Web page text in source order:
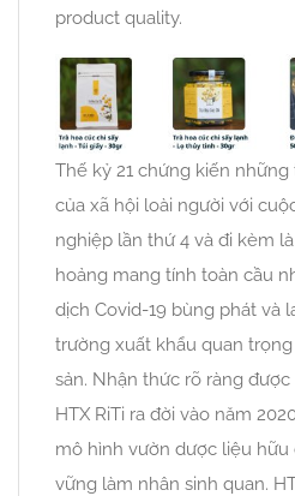
product quality.
Thế kỷ 21 chứng kiến
của xã hội loài người với
nghiệp lần thứ 4 và đi kèm
hoảng mang tính toàn cầu
dịch Covid-19 bùng phát và
trường xuất khẩu quan
sản. Nhận thức rõ ràng
HTX RiTi ra đời vào năm
mô hình vườn dược liệu hữu
vững làm nhân sinh quan.